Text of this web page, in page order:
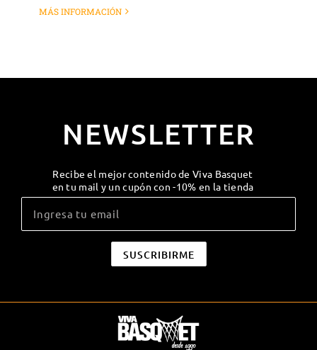
MÁS INFORMACIÓN
NEWSLETTER
Recibe el mejor contenido de Viva Basquet
en tu mail y un cupón con -10% en la tienda